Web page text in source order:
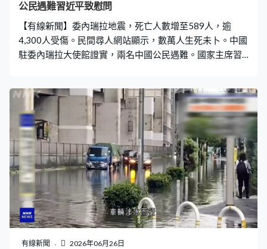
公民遇難習近平致慰問
【有線新聞】委內瑞拉地震，死亡人數增至589人，逾
4,300人受傷。民間尋人網站顯示，數萬人生死未卜。中國
駐委內瑞拉大使館證實，兩名中國公民遇難。國家主席習
拉州，民眾連同救援人員和時間競賽，繼續從瓦礫中搜索
生還者。部分人獲救時清醒，搜救人員找回兩名小朋友的
遺體，母親情緒激動。不少人在地震後失蹤，有民眾自發
設立網站，讓家屬登記失蹤親人的資料以便尋人。西班牙
指當地有60多名公民失蹤。 委內瑞拉周三接連發生7.2和
7.5級地震，其中7.5級那次，是當地自1900年以來最強烈
地震。拉瓜伊拉、首都加拉加斯等多地大量建築物倒塌，
民眾流離失所，加上餘震不斷，只能通宵留在室外。委內
瑞拉代總統羅德里格斯，到拉瓜伊拉等災區視察災情，宣
布設立兩億美元重建基金。 多國參與救援，美軍南方司令
部派出人員、運輸機和艦艇到委內瑞拉，華府更承諾提供1
有線新聞 2026年06月26日